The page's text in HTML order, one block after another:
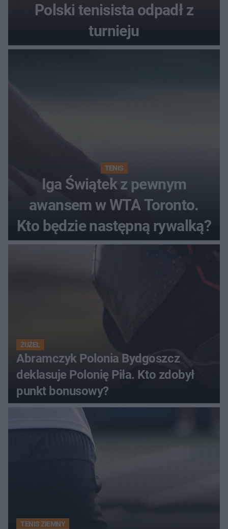
Polski tenisista odpadł z
turnieju
TENIS
Iga Świątek z pewnym
awansem w WTA Toronto.
Kto będzie następną rywalką?
ŻUŻEL
Abramczyk Polonia Bydgoszcz
deklasuje Polonię Piła. Kto zdobył
punkt bonusowy?
TENIS ZIEMNY